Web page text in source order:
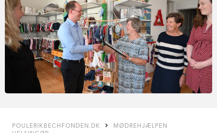
POULERIKBECHFONDEN.DK
MØDREHJÆLPEN